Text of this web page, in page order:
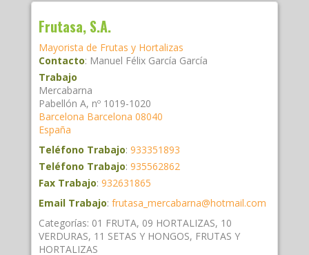
Frutasa, S.A.
Mayorista de Frutas y Hortalizas
Contacto: Manuel Félix García García
Trabajo
Mercabarna
Pabellón A, nº 1019-1020
Barcelona Barcelona 08040
España
Teléfono Trabajo: 933351893
Teléfono Trabajo: 935562862
Fax Trabajo: 932631865
Email Trabajo: frutasa_mercabarna@hotmail.com
Categorías: 01 FRUTA, 09 HORTALIZAS, 10
VERDURAS, 11 SETAS Y HONGOS, FRUTAS Y
HORTALIZAS